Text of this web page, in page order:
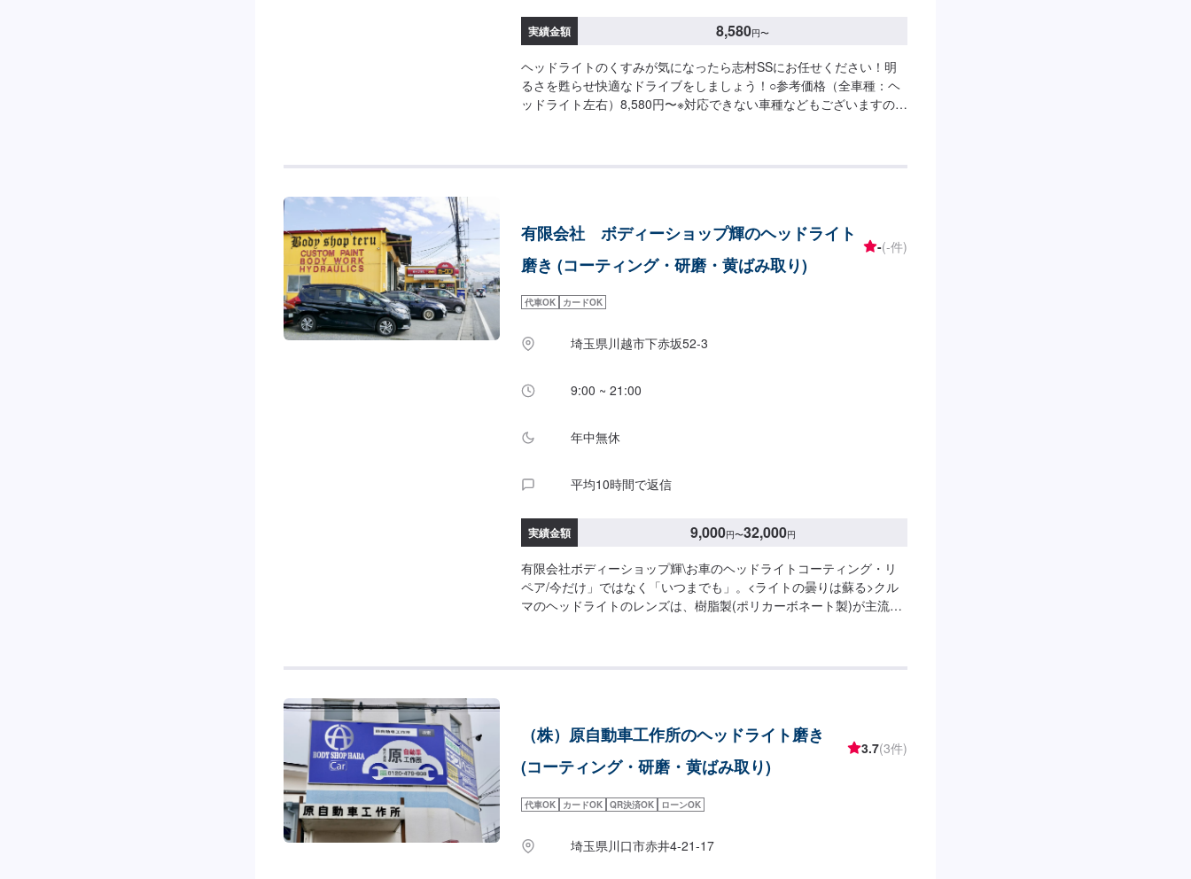
実績金額 8,580円〜
ヘッドライトのくすみが気になったら志村SSにお任せください！明
るさを甦らせ快適なドライブをしましょう！○参考価格（全車種：ヘ
ッドライト左右）8,580円〜※対応できない車種などもございますの
有限会社 ボディーショップ輝のヘッドライト
磨き (コーティング・研磨・黄ばみ取り)
-(-件)
代車OK カードOK
埼玉県川越市下赤坂52‐3
9:00 ~ 21:00
年中無休
平均10時間で返信
実績金額 9,000円〜32,000円
有限会社ボディーショップ輝\お車のヘッドライトコーティング・リ
ペア/今だけ」ではなく「いつまでも」。<ライトの曇りは蘇る>クル
マのヘッドライトのレンズは、樹脂製(ポリカーボネート製)が主流で
ただいております。<定休日・営業時間>定休日：年中無休（大型連休
のみ休み）営業時間：9:00~21:00<輸入車のご注意>修理作業時に部
品が必要な場合、一般的に国内に流通している部品以外は本国取り寄
また車の性質上、追加部品・作業が必要となるケースがあり、その場
（株）原自動車工作所のヘッドライト磨き
(コーティング・研磨・黄ばみ取り)
3.7(3件)
代車OK カードOK QR決済OK ローンOK
埼玉県川口市赤井4-21-17